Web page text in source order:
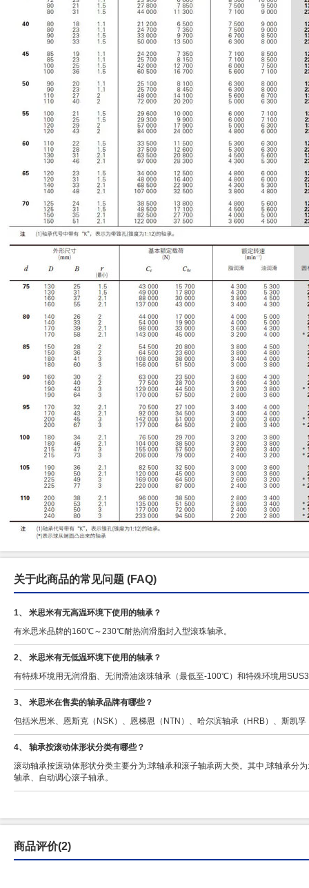
关于此商品的常见问题 (FAQ)
1、 米思米有无高温环境下使用的轴承？
有米思米品牌的160℃～230℃耐热润滑脂封入型滚珠轴承。
2、 米思米有无低温环境下使用的轴承？
有特殊环境用无润滑脂、无润滑油滚珠轴承（最低至-100℃）和特殊环境用
3、 米思米在售卖的轴承品牌有哪些？
包括米思米、恩斯克（NSK）、恩梯恩（NTN）、哈尔滨轴承（HRB）、斯凯
4、 轴承按滚动体形状分类有哪些？
滚动轴承按滚动体形状分类主要分为:球轴承和滚子轴承两大类。其中,球轴承分
轴承、自动调心滚子轴承。
商品评价(2)